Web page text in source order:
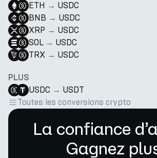
ETH → USDC
BNB → USDC
XRP → USDC
SOL → USDC
TRX → USDC
PLUS
USDC → USDT
Toutes les conversions crypto
La confiance
Gagnez